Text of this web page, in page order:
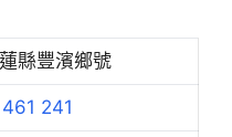
縣豐濱鄉號
241